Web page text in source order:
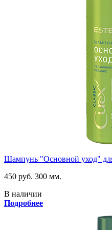
Шампунь "Основной уход"
450 руб. 300 мм.
В наличии
Подробнее